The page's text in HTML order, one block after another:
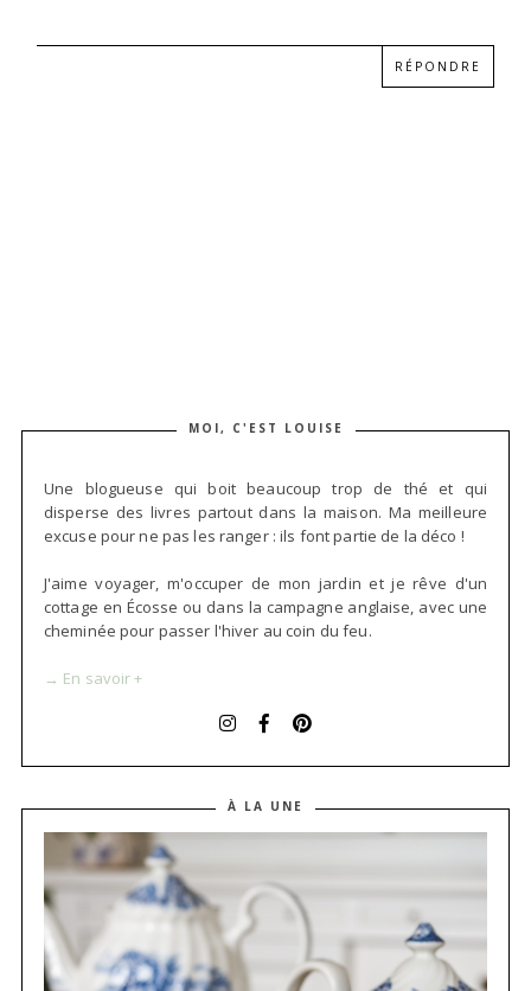
RÉPONDRE
MOI, C'EST LOUISE
Une blogueuse qui boit beaucoup trop de thé et qui
disperse des livres partout dans la maison. Ma meilleure
excuse pour ne pas les ranger : ils font partie de la déco !
J'aime voyager, m'occuper de mon jardin et je rêve d'un
cottage en Écosse ou dans la campagne anglaise, avec une
cheminée pour passer l'hiver au coin du feu.
→ En savoir +
À LA UNE